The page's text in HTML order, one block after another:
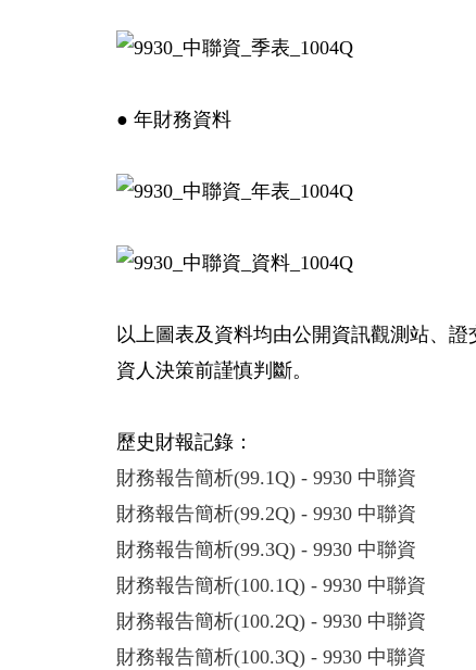
● 年財務資料
以上圖表及資料均由公開資訊觀測站、
資人決策前謹慎判斷。
歷史財報記錄：
財務報告簡析(99.1Q) - 9930 中聯資
財務報告簡析(99.2Q) - 9930 中聯資
財務報告簡析(99.3Q) - 9930 中聯資
財務報告簡析(100.1Q) - 9930 中聯資
財務報告簡析(100.2Q) - 9930 中聯資
財務報告簡析(100.3Q) - 9930 中聯資